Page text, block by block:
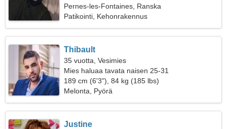
Pernes-les-Fontaines, Ranska
Patikointi, Kehonrakennus
Thibault
35 vuotta, Vesimies
Mies haluaa tavata naisen 25-31
189 cm (6'3"), 84 kg (185 lbs)
Melonta, Pyörä
Justine